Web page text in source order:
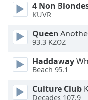
Font
Family
Reset
Close
Modal
4 Non
KUVR
Queen
93.3 KZOZ
Haddaway
Beach 95.1
Culture Club
Decades 107.9